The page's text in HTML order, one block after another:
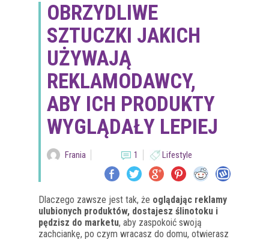
OBRZYDLIWE
SZTUCZKI JAKICH
UŻYWAJĄ
REKLAMODAWCY,
ABY ICH PRODUKTY
WYGLĄDAŁY LEPIEJ
Frania 1 Lifestyle
Dlaczego zawsze jest tak, że oglądając reklamy
ulubionych produktów, dostajesz ślinotoku i
pędzisz do marketu, aby zaspokoić swoją
zachciankę, po czym wracasz do domu, otwierasz